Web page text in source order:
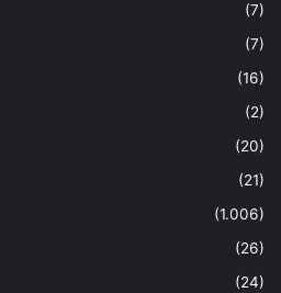
(7)
(7)
(16)
(2)
(20)
(21)
(1.006)
(26)
(24)